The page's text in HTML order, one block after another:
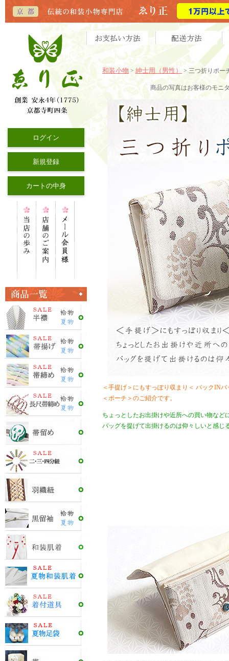
ログイン
新規登録
カートの中身
和装小物 > 紳士用（男性） > 三つ折りポー
商品の写真はお客様のモニ
＜手提げ＞にもすっぽり収まり＜ バックIN
＜ポーチ＞のご紹介です。
ちょっとしたお出掛けや近所への買い物など
バッグを提げて出掛けるのは仰々しいと感じ